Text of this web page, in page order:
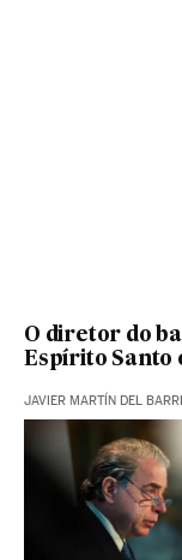
O diretor do
Espírito Santo
JAVIER MARTÍN DEL